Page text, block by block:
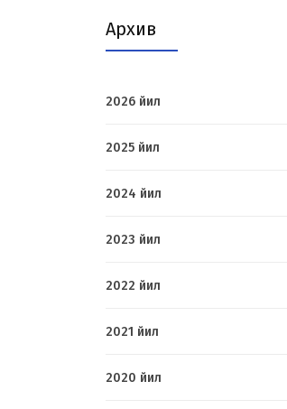
Архив
2026 йил
2025 йил
2024 йил
2023 йил
2022 йил
2021 йил
2020 йил